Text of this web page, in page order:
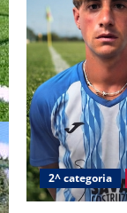
2^ categoria